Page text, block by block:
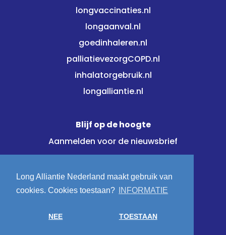
Long Alliantie Nederland maakt gebruik van
cookies. Cookies toestaan?
INFORMATIE
NEE TOESTAAN
longvaccinaties.nl
longaanval.nl
goedinhaleren.nl
palliatievezorgCOPD.nl
inhalatorgebruik.nl
longalliantie.nl
Blijf op de hoogte
Aanmelden voor de nieuwsbrief
Volg ons op: